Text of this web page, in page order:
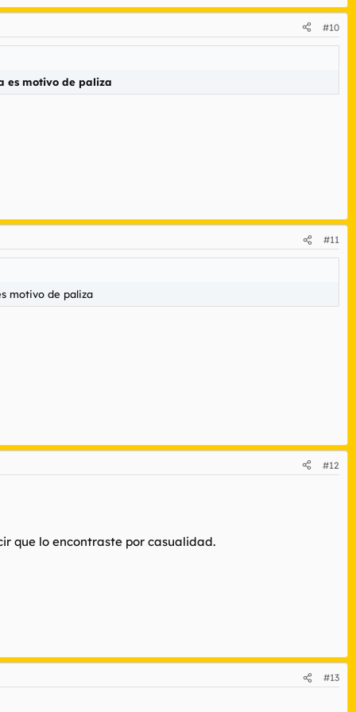
#10
es motivo de paliza
#11
motivo de paliza
#12
que lo encontraste por casualidad.
#13